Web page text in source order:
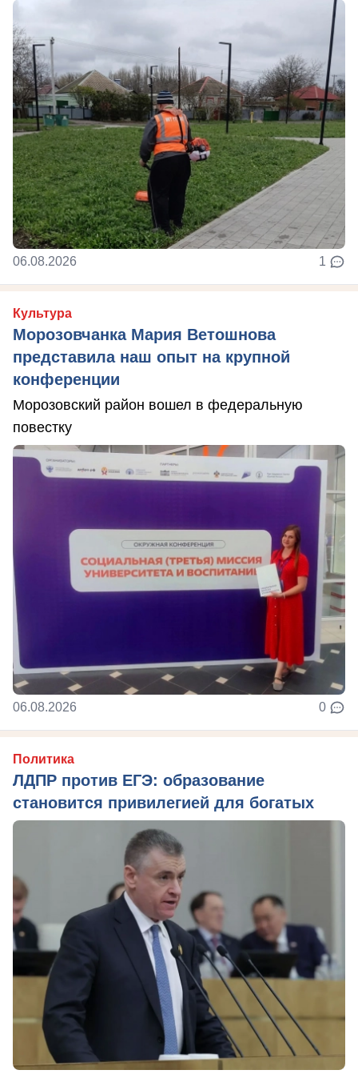
06.08.2026 1
Культура
Морозовчанка Мария Ветошнова
представила наш опыт на крупной
конференции
Морозовский район вошел в федеральную
повестку
06.08.2026 0
Политика
ЛДПР против ЕГЭ: образование
становится привилегией для богатых